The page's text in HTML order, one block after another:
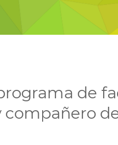
de
compañero